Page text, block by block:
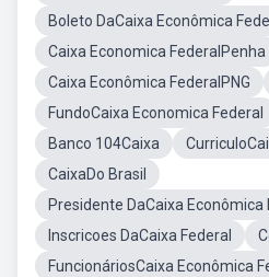
Boleto DaCaixa Econômica
Caixa Economica FederalPenha
Caixa Econômica FederalPNG
FundoCaixa Economica Federal
Banco 104Caixa
CaixaDo Brasil
Presidente DaCaixa Econômica
Inscricoes DaCaixa Federal
FuncionáriosCaixa Econômica